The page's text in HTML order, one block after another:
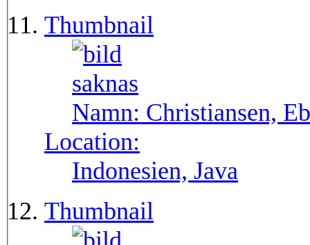
Thumbnail
Namn: Christiansen,
Location:
Indonesien, Java
Thumbnail